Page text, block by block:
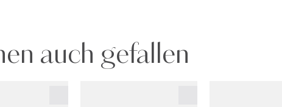
auch gefallen